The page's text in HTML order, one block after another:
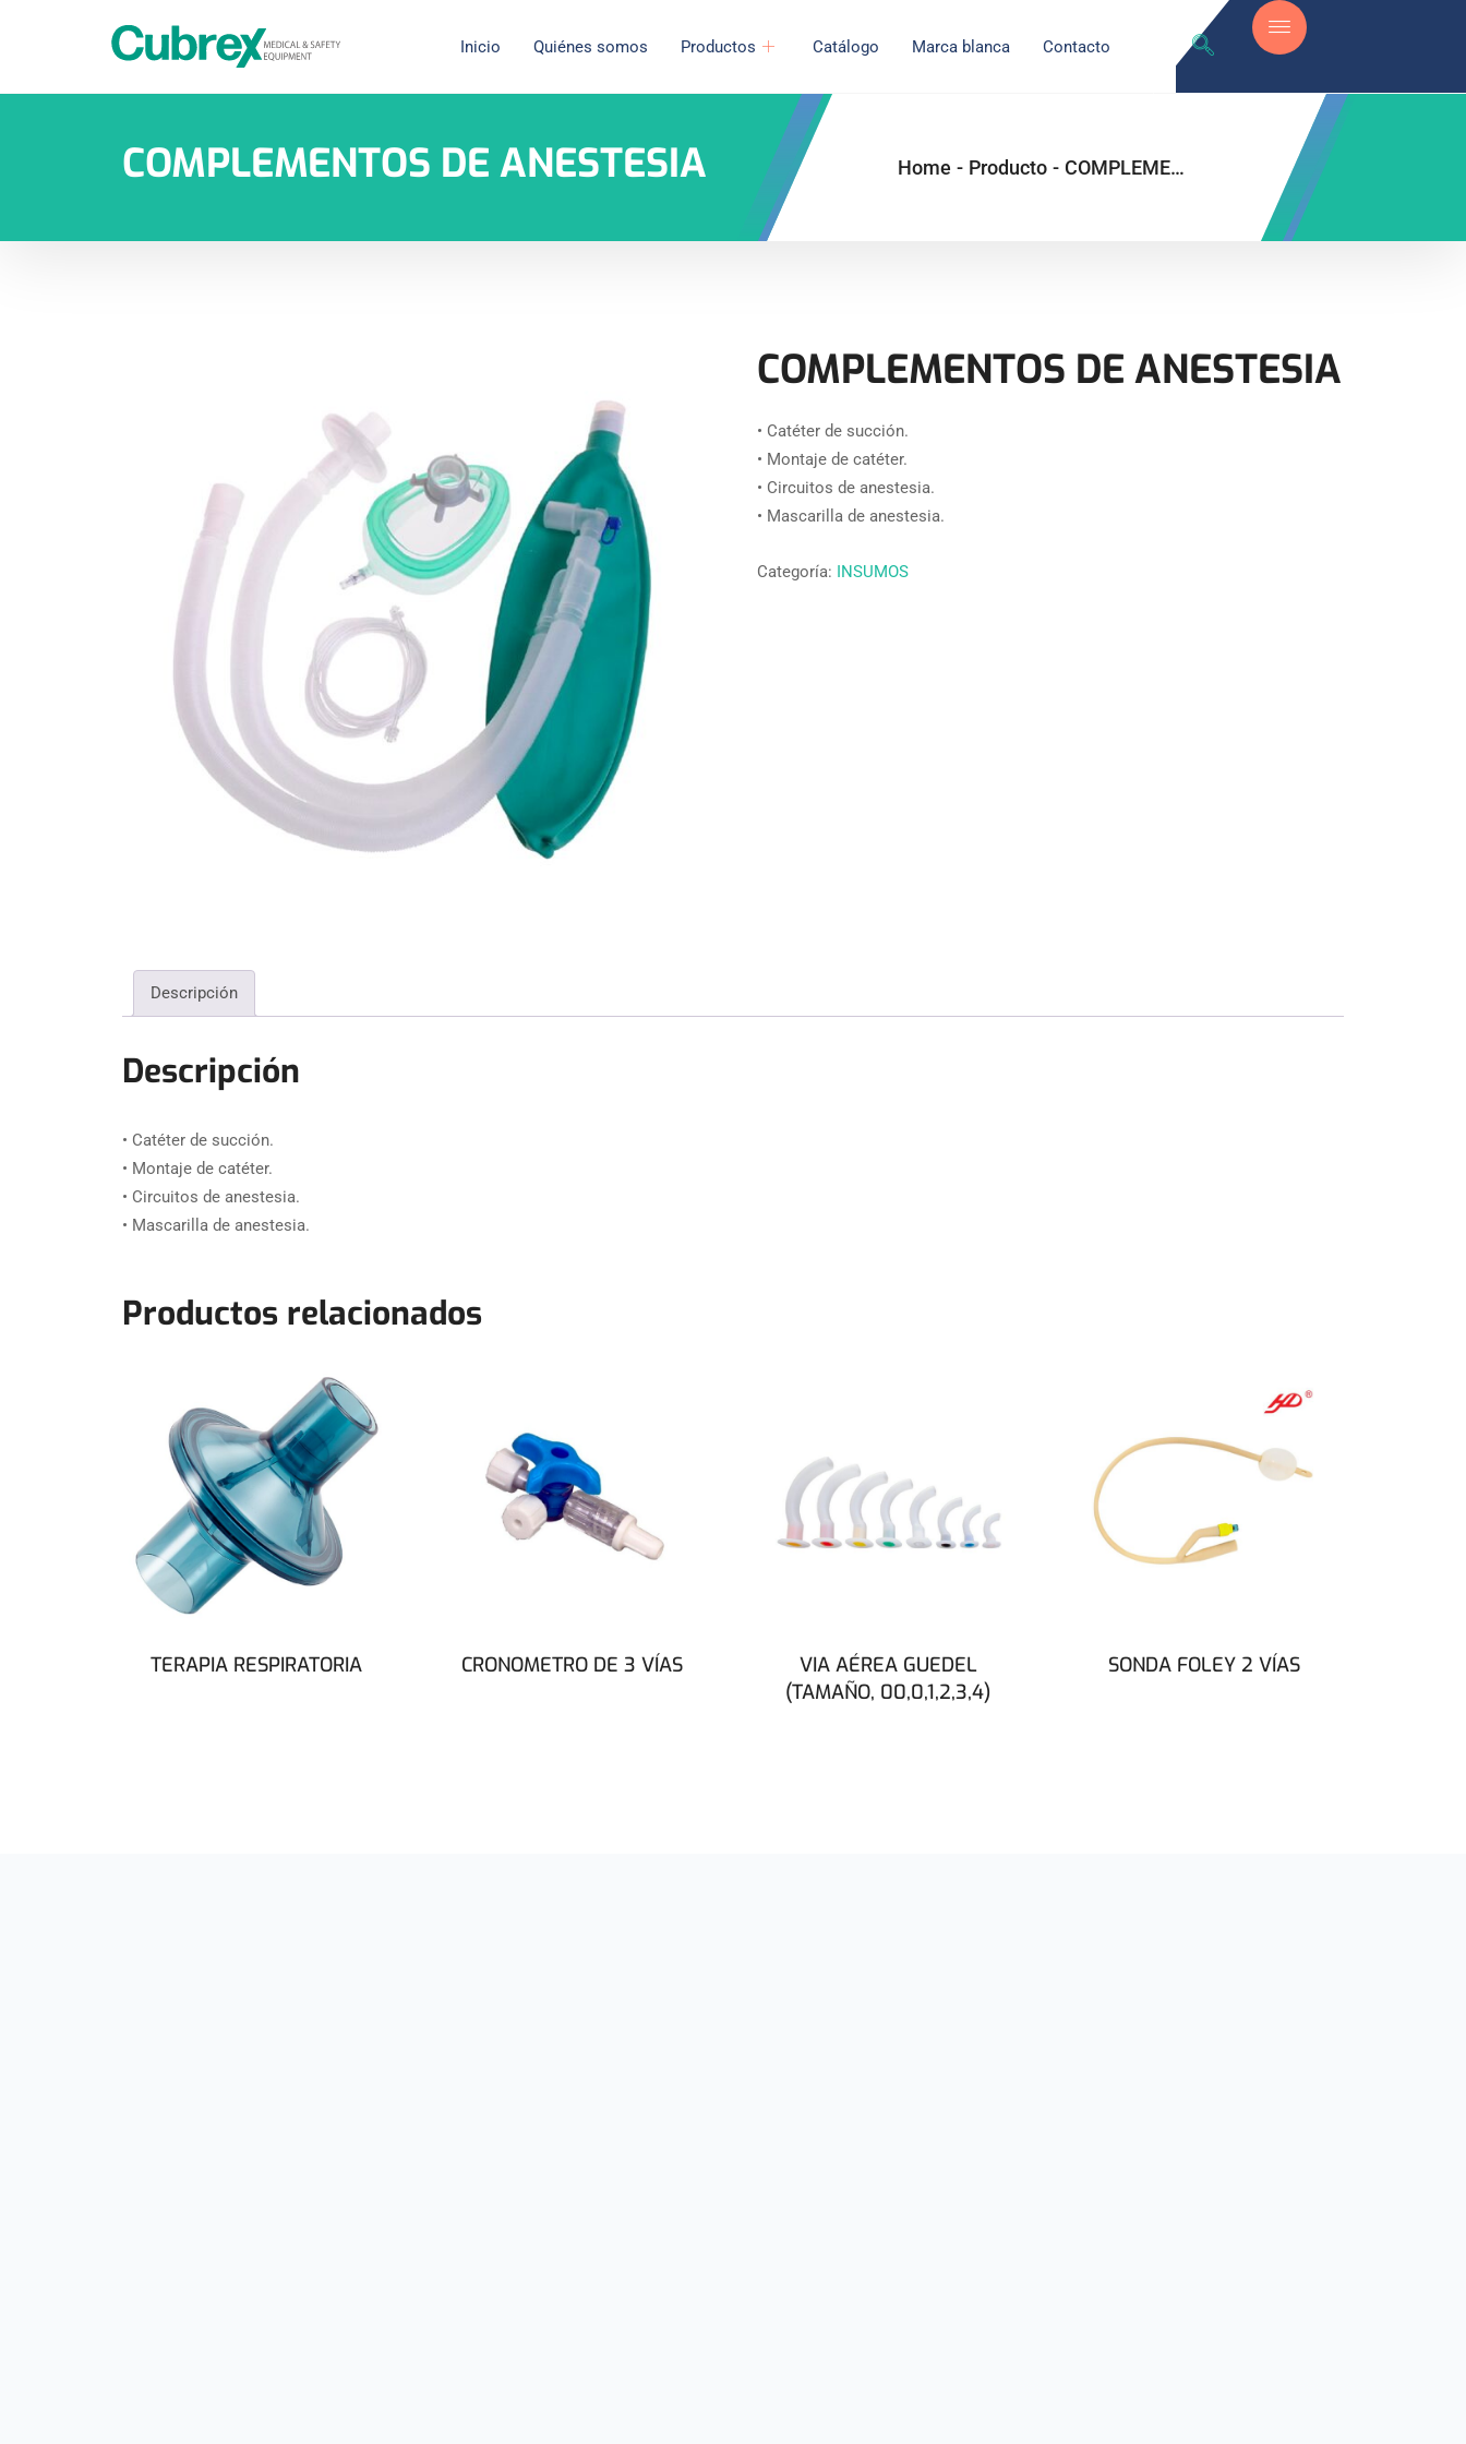
Inicio Quiénes somos Productos Catálogo Marca blanca Contacto
COMPLEMENTOS DE ANESTESIA Home - Producto - COMPLEMENTOS DE ANESTESIA
COMPLEMENTOS DE ANESTESIA
• Catéter de succión.
• Montaje de catéter.
• Circuitos de anestesia.
• Mascarilla de anestesia.
Categoría: INSUMOS
Descripción
Descripción
• Catéter de succión.
• Montaje de catéter.
• Circuitos de anestesia.
• Mascarilla de anestesia.
Productos relacionados
TERAPIA RESPIRATORIA CRONOMETRO DE 3 VÍAS
VIA AÉREA GUEDEL
(TAMAÑO, 00,0,1,2,3,4)
SONDA FOLEY 2 VÍAS